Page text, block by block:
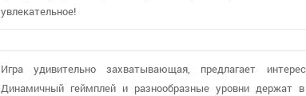
увлекательное!
Игра удивительно захватывающая, предлагает
Динамичный геймплей и разнообразные уровни держат